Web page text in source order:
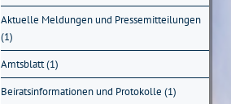
Aktuelle Meldungen und Pressemitteilungen
(1)
Amtsblatt (1)
Beiratsinformationen und Protokolle (1)